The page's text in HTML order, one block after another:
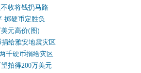
收将钱扔马路
掷硬币定胜负
元高价(图)
给雅安地震灾区
千硬币捐给灾区
拍得200万美元